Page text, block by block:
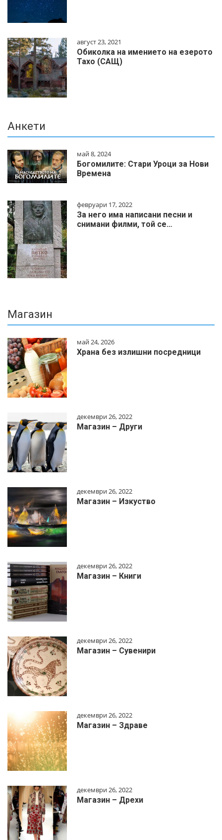
август 23, 2021
Обиколка на имението на езерото
Тахо (САЩ)
Анкети
май 8, 2024
Богомилите: Стари Уроци за Нови
Времена
февруари 17, 2022
За него има написани песни и
снимани филми, той се…
Магазин
май 24, 2026
Храна без излишни посредници
декември 26, 2022
Магазин – Други
декември 26, 2022
Магазин – Изкуство
декември 26, 2022
Магазин – Книги
декември 26, 2022
Магазин – Сувенири
декември 26, 2022
Магазин – Здраве
декември 26, 2022
Магазин – Дрехи